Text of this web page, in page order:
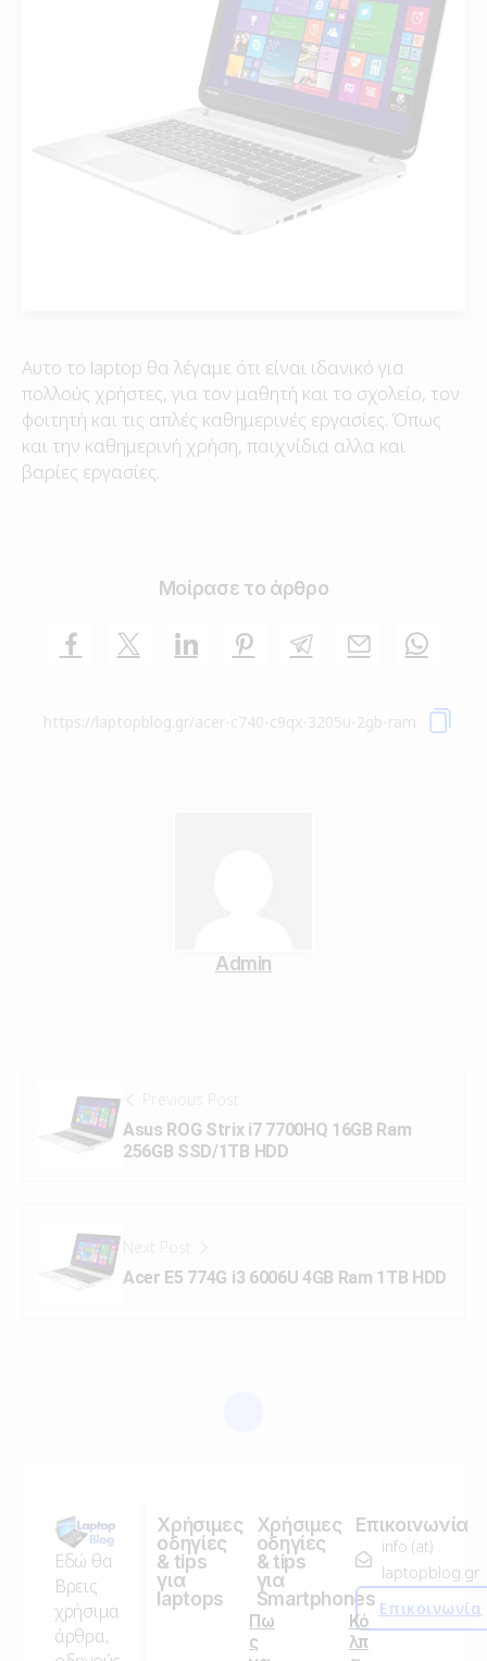
Αυτο το laptop θα λέγαμε ότι είναι ιδανικό για
πολλούς χρήστες, για τον μαθητή και το σχολείο, τον
φοιτητή και τις απλές καθημερινές εργασίες. Όπως
και την καθημερινή χρήση, παιχνίδια αλλα και
βαρίες εργασίες.
Μοίρασε το άρθρο
Admin
Previous Post
Asus ROG Strix i7 7700HQ 16GB Ram
256GB SSD/1TB HDD
Next Post
Acer E5 774G i3 6006U 4GB Ram 1TB HDD
Εδώ θα
Βρεις
χρήσιμα
άρθρα,
Χρήσιμες
οδηγίες
& tips
για
laptops
Πω
ς
Χρήσιμες
οδηγίες
& tips
για
Smartphones
Κό
λπ
Επικοινωνία
info (at)
laptopblog.gr
Επικοινωνία